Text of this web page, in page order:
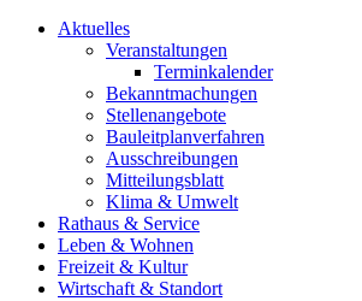
Aktuelles
Veranstaltungen
Terminkalender
Bekanntmachungen
Stellenangebote
Bauleitplanverfahren
Ausschreibungen
Mitteilungsblatt
Klima & Umwelt
Rathaus & Service
Leben & Wohnen
Freizeit & Kultur
Wirtschaft & Standort